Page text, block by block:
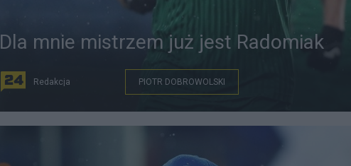
Dla mnie mistrzem już jest Radomiak
Redakcja PIOTR DOBROWOLSKI